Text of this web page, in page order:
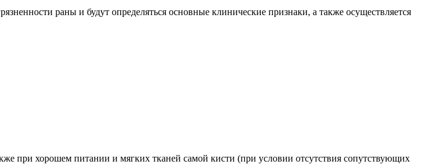
раны и будут определяться основные клинические признаки, а также осуществляется
при хорошем питании и мягких тканей самой кисти (при условии отсутствия сопутствующих